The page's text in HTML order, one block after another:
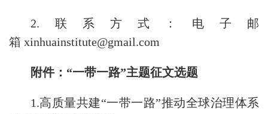
2.联系方式：电子邮
箱 xinhuainstitute@gmail.com
附件： “一带一路”主题征文选题
1.高质量共建“一带一路”推动全球治理体系